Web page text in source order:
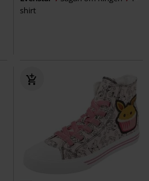
shirt